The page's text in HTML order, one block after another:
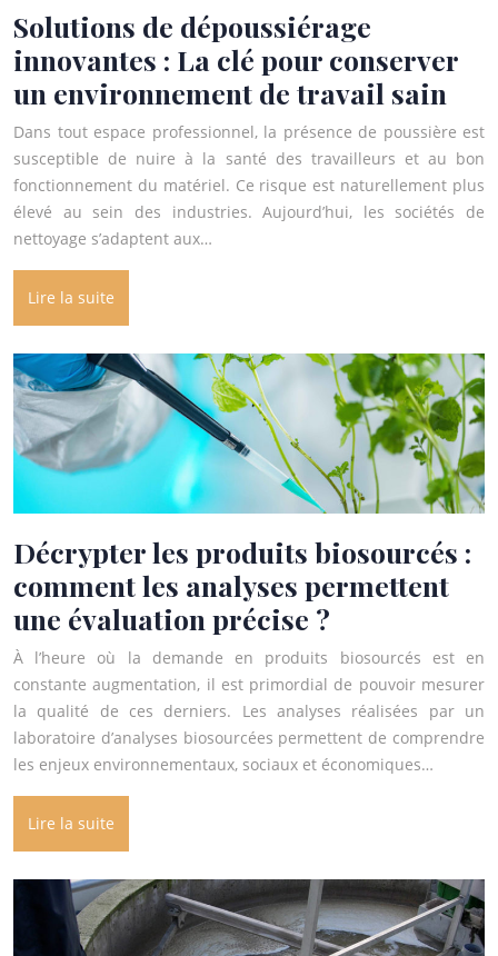
Solutions de dépoussiérage
innovantes : La clé pour conserver
un environnement de travail sain
Dans tout espace professionnel, la présence de poussière est
susceptible de nuire à la santé des travailleurs et au bon
fonctionnement du matériel. Ce risque est naturellement plus
élevé au sein des industries. Aujourd’hui, les sociétés de
nettoyage s’adaptent aux…
Lire la suite
Décrypter les produits biosourcés :
comment les analyses permettent
une évaluation précise ?
À l’heure où la demande en produits biosourcés est en
constante augmentation, il est primordial de pouvoir mesurer
la qualité de ces derniers. Les analyses réalisées par un
laboratoire d’analyses biosourcées permettent de comprendre
les enjeux environnementaux, sociaux et économiques…
Lire la suite